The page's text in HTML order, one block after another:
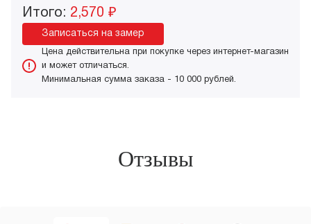
Итого: 2,570 ₽
Записаться на замер
Цена действительна при покупке через интернет-магазин
и может отличаться.
Минимальная сумма заказа - 10 000 рублей.
Отзывы